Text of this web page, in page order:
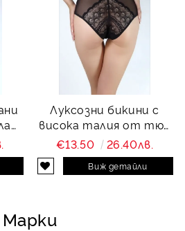
Луксозни бикини с
висока талия от тюл
и дантела Charity
€13.50 26.40лв.
Виж детайли
Марки